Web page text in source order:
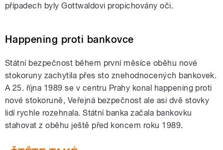
případech byly Gottwaldovi propichovány oči.
Happening proti bankovce
Státní bezpečnost během první měsíce oběhu nové
stokoruny zachytila přes sto znehodnocených bankovek.
A 25. října 1989 se v centru Prahy konal happening proti
nové stokoruně, Veřejná bezpečnost ale asi dvě stovky
lidí rychle rozehnala. Státní banka začala bankovku
stahovat z oběhu ještě před koncem roku 1989.